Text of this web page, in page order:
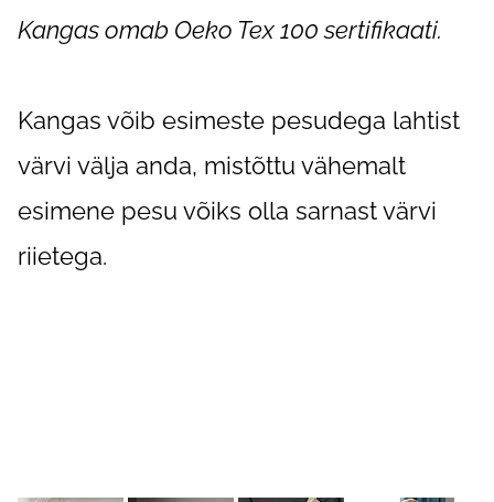
Kangas omab Oeko Tex 100 sertifikaati.
Kangas võib esimeste pesudega lahtist
värvi välja anda, mistõttu vähemalt
esimene pesu võiks olla sarnast värvi
riietega.